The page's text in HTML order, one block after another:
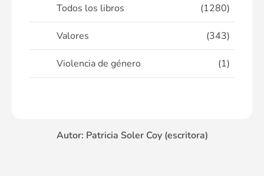
Todos los libros (1280)
Valores (343)
Violencia de género (1)
Autor: Patricia Soler Coy (escritora)